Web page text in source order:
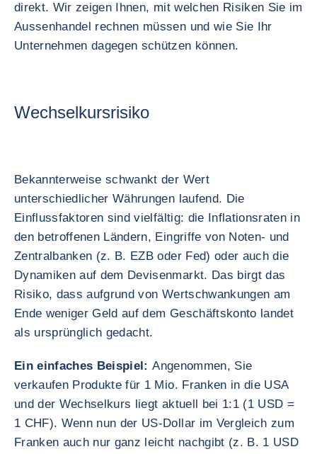
direkt. Wir zeigen Ihnen, mit welchen Risiken Sie im
Aussenhandel rechnen müssen und wie Sie Ihr
Unternehmen dagegen schützen können.
Wechselkursrisiko
Bekannterweise schwankt der Wert
unterschiedlicher Währungen laufend. Die
Einflussfaktoren sind vielfältig: die Inflationsraten in
den betroffenen Ländern, Eingriffe von Noten- und
Zentralbanken (z. B. EZB oder Fed) oder auch die
Dynamiken auf dem Devisenmarkt. Das birgt das
Risiko, dass aufgrund von Wertschwankungen am
Ende weniger Geld auf dem Geschäftskonto landet
als ursprünglich gedacht.
Ein einfaches Beispiel:Angenommen, Sie
verkaufen Produkte für 1 Mio. Franken in die USA
und der Wechselkurs liegt aktuell bei 1:1 (1 USD =
1 CHF). Wenn nun der US-Dollar im Vergleich zum
Franken auch nur ganz leicht nachgibt (z. B. 1 USD